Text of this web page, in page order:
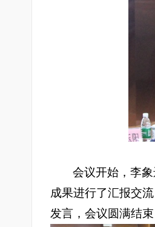
会议开始，李
成果进行了汇报交
发言，会议圆满结束